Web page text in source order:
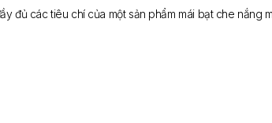
đủ các tiêu chí của một sản phẩm mái bạt che nắng